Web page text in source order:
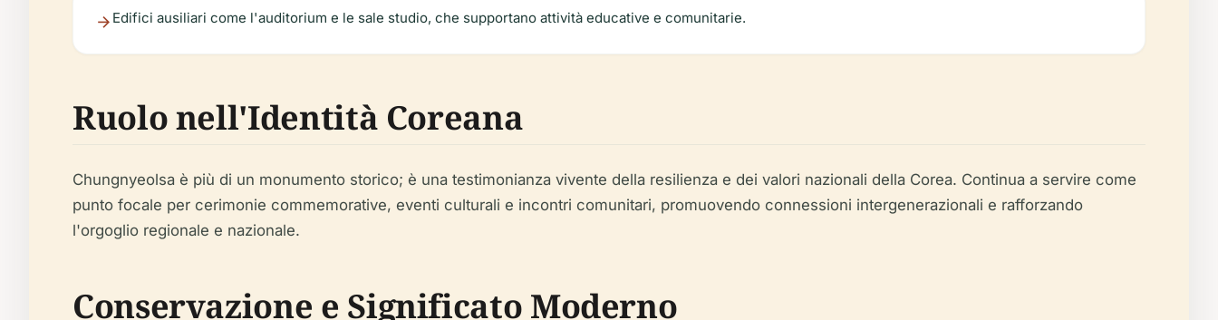
Edifici ausiliari come l'auditorium e le sale studio, che supportano attività educative e comunitarie.
Ruolo nell'Identità Coreana
Chungnyeolsa è più di un monumento storico; è una testimonianza vivente della resilienza e dei valori nazionali della Corea. Continua a servire come
punto focale per cerimonie commemorative, eventi culturali e incontri comunitari, promuovendo connessioni intergenerazionali e rafforzando
l'orgoglio regionale e nazionale.
Conservazione e Significato Moderno